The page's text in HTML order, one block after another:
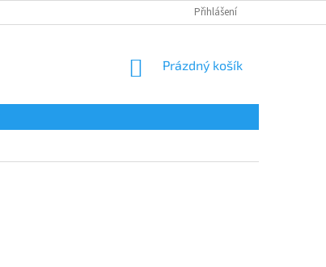
Přihlášení
NÁKUPNÍ
Prázdný košík